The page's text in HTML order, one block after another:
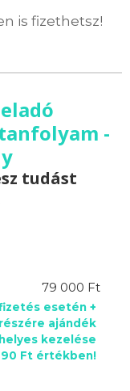
is fizethetsz!
-
tudást
79 000 Ft
esetén +
ajándék
kezelése
Ft értékben!